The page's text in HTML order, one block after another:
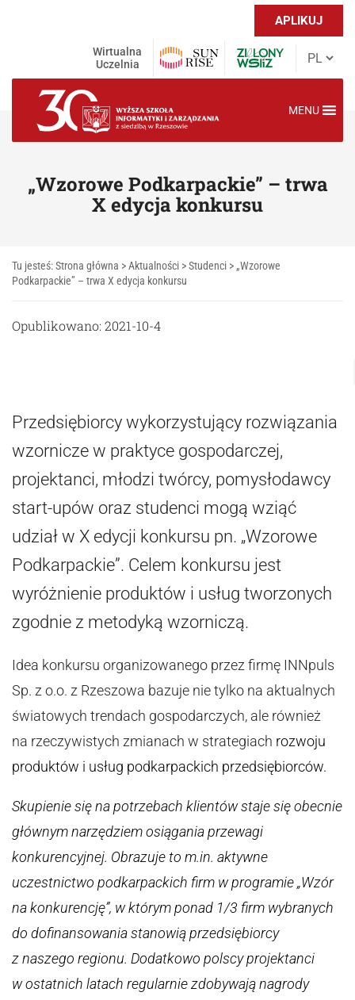
APLIKUJ
Wirtualna
Uczelnia
MENU
„Wzorowe Podkarpackie” – trwa
X edycja konkursu
Tu jesteś:Strona główna >Aktualności >Studenci > „Wzorowe
Podkarpackie” – trwa X edycja konkursu
Opublikowano: 2021-10-4
Przedsiębiorcy wykorzystujący rozwiązania
wzornicze w praktyce gospodarczej,
projektanci, młodzi twórcy, pomysłodawcy
start-upów oraz studenci mogą wziąć
udział w X edycji konkursu pn. „Wzorowe
Podkarpackie”. Celem konkursu jest
wyróżnienie produktów i usług tworzonych
zgodnie z metodyką wzorniczą.
Idea konkursu organizowanego przez firmę INNpuls
Sp. z o.o. z Rzeszowa bazuje nie tylko na aktualnych
światowych trendach gospodarczych, ale również
na rzeczywistych zmianach w strategiach rozwoju
produktów i usług podkarpackich przedsiębiorców.
Skupienie się na potrzebach klientów staje się obecnie
głównym narzędziem osiągania przewagi
konkurencyjnej. Obrazuje to m.in. aktywne
uczestnictwo podkarpackich firm w programie „Wzór
na konkurencję”, w którym ponad 1/3 firm wybranych
do dofinansowania stanowią przedsiębiorcy
z naszego regionu. Dodatkowo polscy projektanci
w ostatnich latach regularnie zdobywają nagrody